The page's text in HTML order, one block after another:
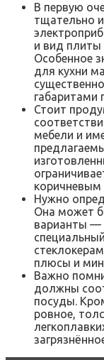
В первую
тщательно
и вид плиты
Особенное
для кухни
габаритами
Стоит
мебели и
коричневым
Нужно
Она может
варианты —
плюсы и
Важно
должны
посуды.
ровное,